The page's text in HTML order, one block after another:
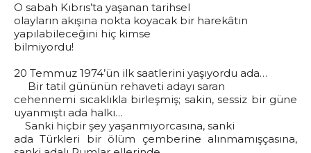
O sabah Kıbrıs’ta yaşanan tarihsel
olayların akışına nokta koyacak bir harekâtın
yapılabileceğini hiç kimse
bilmiyordu!
20 Temmuz 1974’ün ilk saatlerini yaşıyordu ada…
Bir tatil gününün rehaveti adayı saran
cehennemi sıcaklıkla birleşmiş; sakin, sessiz bir güne
uyanmıştı ada halkı…
Sanki hiçbir şey yaşanmıyorcasına, sanki
ada Türkleri bir ölüm çemberine alınmamışçasına,